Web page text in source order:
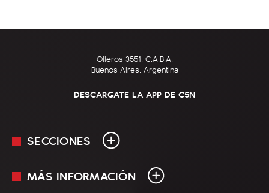
Olleros 3551, C.A.B.A.
Buenos Aires, Argentina
DESCARGATE LA APP DE C5N
SECCIONES
En Vivo
MÁS INFORMACIÓN